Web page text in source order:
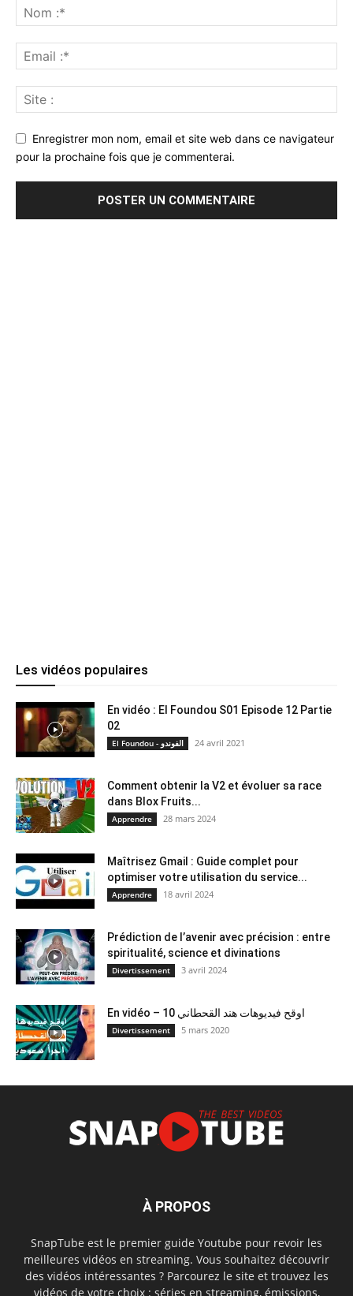
Enregistrer mon nom, email et site web dans ce navigateur
pour la prochaine fois que je commenterai.
Les vidéos populaires
En vidéo : El Foundou S01 Episode 12 Partie
02
El Foundou - الفوندو 24 avril 2021
Comment obtenir la V2 et évoluer sa race
dans Blox Fruits...
Apprendre 28 mars 2024
Maîtrisez Gmail : Guide complet pour
optimiser votre utilisation du service...
Apprendre 18 avril 2024
Prédiction de l’avenir avec précision : entre
spiritualité, science et divinations
Divertissement 3 avril 2024
En vidéo – 10 اوقح فيديوهات هند القحطاني
Divertissement 5 mars 2020
À PROPOS
SnapTube est le premier guide Youtube pour revoir les
meilleures vidéos en streaming. Vous souhaitez découvrir
des vidéos intéressantes ? Parcourez le site et trouvez les
vidéos de votre choix : séries en streaming, émissions,